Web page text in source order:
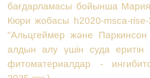
бағдарламасы бойынша
Кюри жобасы h2020-msca-
"Альцгеймер және
алдын алу үшін суда еритін
фитоматериалдар -